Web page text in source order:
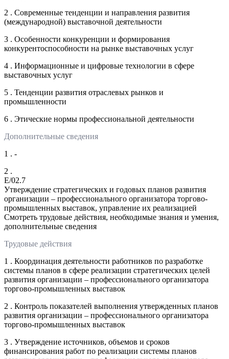
2 . Современные тенденции и направления развития
(международной) выставочной деятельности
3 . Особенности конкуренции и формирования
конкурентоспособности на рынке выставочных услуг
4 . Информационные и цифровые технологии в сфере
выставочных услуг
5 . Тенденции развития отраслевых рынков и
промышленности
6 . Этические нормы профессиональной деятельности
Дополнительные сведения
1 . -
2 .
E/02.7
Утверждение стратегических и годовых планов развития
организации – профессионального организатора торгово-
промышленных выставок, управление их реализацией
Смотреть трудовые действия, необходимые знания и умения,
дополнительные сведения
Трудовые действия
1 . Координация деятельности работников по разработке
системы планов в сфере реализации стратегических целей
развития организации – профессионального организатора
торгово-промышленных выставок
2 . Контроль показателей выполнения утвержденных планов
развития организации – профессионального организатора
торгово-промышленных выставок
3 . Утверждение источников, объемов и сроков
финансирования работ по реализации системы планов